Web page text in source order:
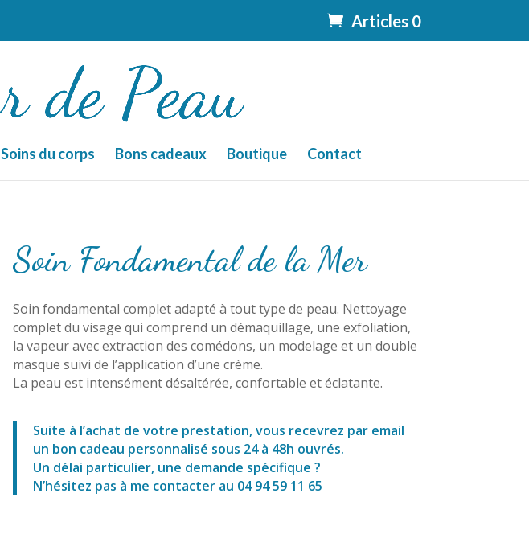
Articles 0
Soins du corps Bons cadeaux Boutique Contact
Soin Fondamental de la Mer
Soin fondamental complet adapté à tout type de peau. Nettoyage
complet du visage qui comprend un démaquillage, une exfoliation,
la vapeur avec extraction des comédons, un modelage et un double
masque suivi de l’application d’une crème.
La peau est intensément désaltérée, confortable et éclatante.
Suite à l’achat de votre prestation, vous recevrez par email
un bon cadeau personnalisé sous 24 à 48h ouvrés.
Un délai particulier, une demande spécifique ?
N’hésitez pas à me contacter au 04 94 59 11 65